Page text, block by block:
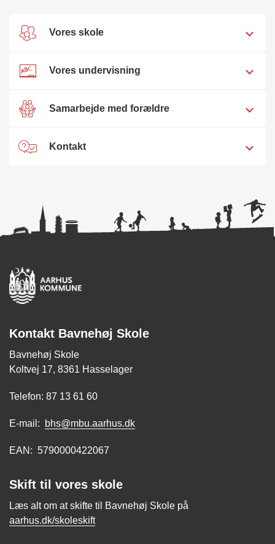
Vores skole
Vores undervisning
Samarbejde med forældre
Kontakt
Kontakt Bavnehøj Skole
Bavnehøj Skole
Koltvej 17, 8361 Hasselager
Telefon: 87 13 61 60
E-mail: bhs@mbu.aarhus.dk
EAN: 5790000422067
Skift til vores skole
Læs alt om at skifte til Bavnehøj Skole på
aarhus.dk/skoleskift